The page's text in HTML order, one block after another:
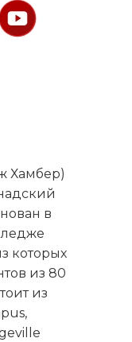
Хамбер)
в
которых
из 80
из